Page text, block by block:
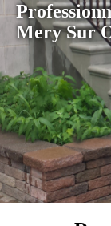
Mery Sur